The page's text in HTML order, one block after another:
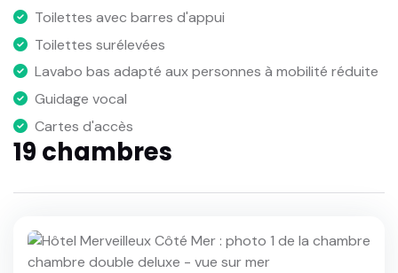
Toilettes avec barres d'appui
Toilettes surélevées
Lavabo bas adapté aux personnes à mobilité réduite
Guidage vocal
Cartes d'accès
19 chambres